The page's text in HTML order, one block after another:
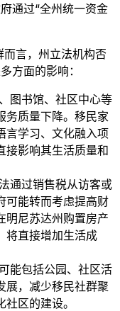
通过“全州统一资金
言，州立法机构否
方面的影响：
图书馆、社区中心等
务质量下降。移民家
言学习、文化融入项
接影响其生活质量和
通过销售税从访客或
可能转而考虑提高财
明尼苏达州购置房产
将直接增加生活成
能包括公园、社区活
展，减少移民社群聚
区的建设。